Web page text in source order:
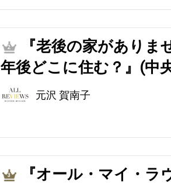
2
『老後の家があり
年後どこに住む？』(中
元沢 賀南子
3 『オール・マイ・ラ